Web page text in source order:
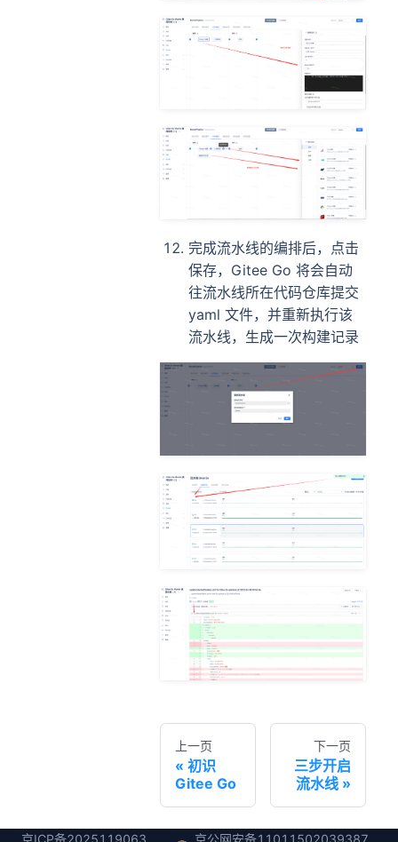
完成流水线的编排后，点击
保存，Gitee Go 将会自动
往流水线所在代码仓库提交
yaml 文件，并重新执行该
流水线，生成一次构建记录
上一页
初识
Gitee Go
下一页
三步开启
流水线
京ICP备2025119063 京公网安备11011502039387